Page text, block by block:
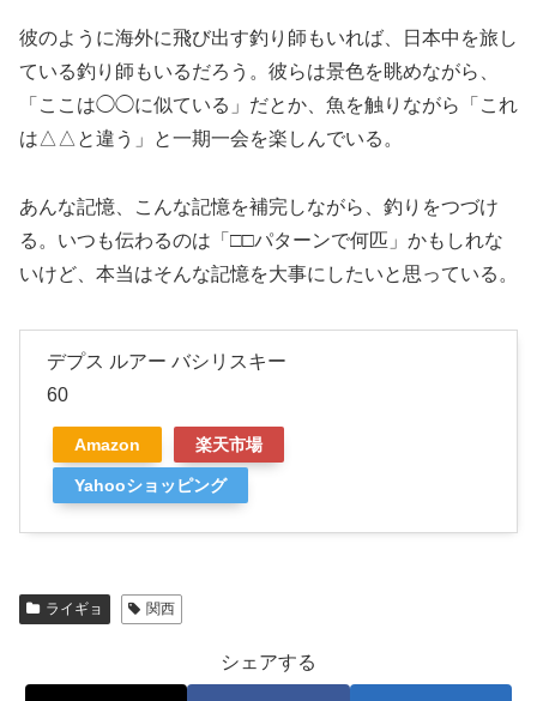
彼のように海外に飛び出す釣り師もいれば、日本中を旅し
ている釣り師もいるだろう。彼らは景色を眺めながら、
「ここは◯◯に似ている」だとか、魚を触りながら「これ
は△△と違う」と一期一会を楽しんでいる。
あんな記憶、こんな記憶を補完しながら、釣りをつづけ
る。いつも伝わるのは「□□パターンで何匹」かもしれな
いけど、本当はそんな記憶を大事にしたいと思っている。
デプス ルアー バシリスキー
60
Amazon 楽天市場
Yahooショッピング
ライギョ 関西
シェアする